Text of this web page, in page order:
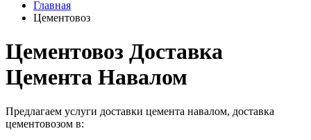
Главная
Цементовоз
Цементовоз Доставка
Цемента Навалом
Предлагаем услуги доставки цемента навалом, доставка
цементовозом в: